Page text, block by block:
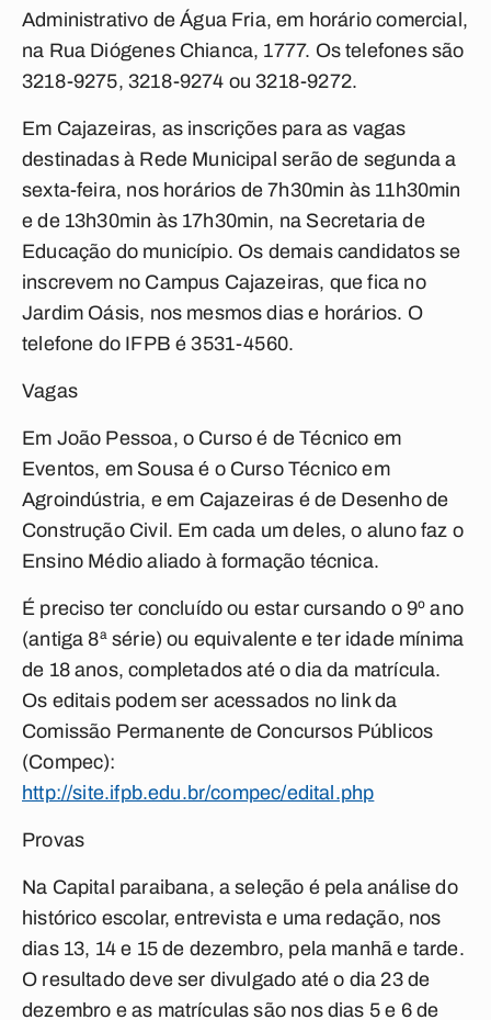
Administrativo de Água Fria, em horário comercial,
na Rua Diógenes Chianca, 1777. Os telefones são
3218-9275, 3218-9274 ou 3218-9272.
Em Cajazeiras, as inscrições para as vagas
destinadas à Rede Municipal serão de segunda a
sexta-feira, nos horários de 7h30min às 11h30min
e de 13h30min às 17h30min, na Secretaria de
Educação do município. Os demais candidatos se
inscrevem no Campus Cajazeiras, que fica no
Jardim Oásis, nos mesmos dias e horários. O
telefone do IFPB é 3531-4560.
Vagas
Em João Pessoa, o Curso é de Técnico em
Eventos, em Sousa é o Curso Técnico em
Agroindústria, e em Cajazeiras é de Desenho de
Construção Civil. Em cada um deles, o aluno faz o
Ensino Médio aliado à formação técnica.
É preciso ter concluído ou estar cursando o 9º ano
(antiga 8ª série) ou equivalente e ter idade mínima
de 18 anos, completados até o dia da matrícula.
Os editais podem ser acessados no link da
Comissão Permanente de Concursos Públicos
(Compec):
http://site.ifpb.edu.br/compec/edital.php
Provas
Na Capital paraibana, a seleção é pela análise do
histórico escolar, entrevista e uma redação, nos
dias 13, 14 e 15 de dezembro, pela manhã e tarde.
O resultado deve ser divulgado até o dia 23 de
dezembro e as matrículas são nos dias 5 e 6 de